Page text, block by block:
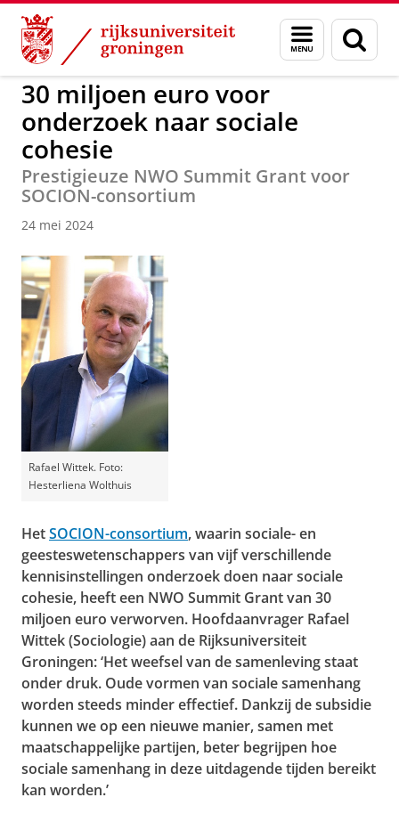
Skip
Content
Skip
Navigation
Menu
en
zoeken
GMW Onderzoek Sociologie
30 miljoen euro voor
onderzoek naar sociale
cohesie
Prestigieuze NWO Summit Grant voor
SOCION-consortium
24 mei 2024
Rafael Wittek. Foto:
Hesterliena Wolthuis
HetSOCION-consortium, waarin sociale- en
geesteswetenschappers van vijf verschillende
kennisinstellingen onderzoek doen naar sociale
cohesie, heeft een NWO Summit Grant van 30
miljoen euro verworven. Hoofdaanvrager Rafael
Wittek (Sociologie) aan de Rijksuniversiteit
Groningen: ‘Het weefsel van de samenleving staat
onder druk. Oude vormen van sociale samenhang
worden steeds minder effectief. Dankzij de subsidie
kunnen we op een nieuwe manier, samen met
maatschappelijke partijen, beter begrijpen hoe
sociale samenhang in deze uitdagende tijden bereikt
kan worden.’